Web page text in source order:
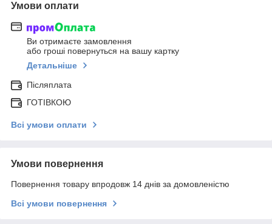
Умови оплати
Ви отримаєте замовлення
або гроші повернуться на вашу картку
Детальніше
Післяплата
ГОТІВКОЮ
Всі умови оплати
Умови повернення
Повернення товару впродовж 14 днів за домовленістю
Всі умови повернення